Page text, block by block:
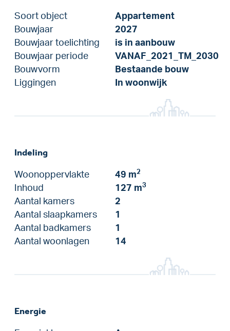
Soort object
Appartement
Bouwjaar
2027
Bouwjaar toelichting
is in aanbouw
Bouwjaar periode
VANAF_2021_TM_2030
Bouwvorm
Bestaande bouw
Liggingen
In woonwijk
Indeling
Woonoppervlakte 49 m2
Inhoud 127 m3
Aantal kamers
2
Aantal slaapkamers
1
Aantal badkamers
1
Aantal woonlagen
14
Energie